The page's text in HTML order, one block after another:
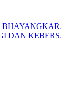
DAN